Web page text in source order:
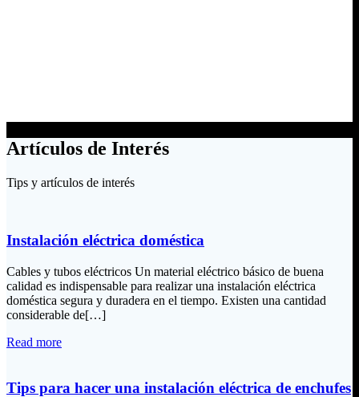
Artículos de Interés
Tips y artículos de interés
Instalación eléctrica doméstica
Cables y tubos eléctricos Un material eléctrico básico de buena
calidad es indispensable para realizar una instalación eléctrica
doméstica segura y duradera en el tiempo. Existen una cantidad
considerable de[…]
Read more
Tips para hacer una instalación eléctrica de enchufes